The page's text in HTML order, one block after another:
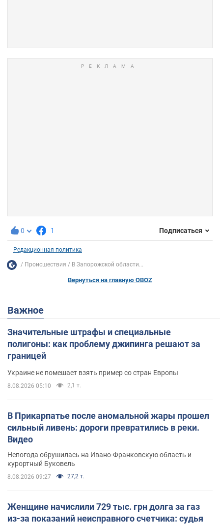
0 1 Подписаться
Редакционная политика
Происшествия В Запорожской области...
Вернуться на главную OBOZ
Важное
Значительные штрафы и специальные
полигоны: как проблему джипинга решают за
границей
Украине не помешает взять пример со стран Европы
8.08.2026 05:10 2,1 т.
В Прикарпатье после аномальной жары прошел
сильный ливень: дороги превратились в реки.
Видео
Непогода обрушилась на Ивано-Франковскую область и
курортный Буковель
8.08.2026 09:27 27,2 т.
Женщине начислили 729 тыс. грн долга за газ
из-за показаний неисправного счетчика: судья